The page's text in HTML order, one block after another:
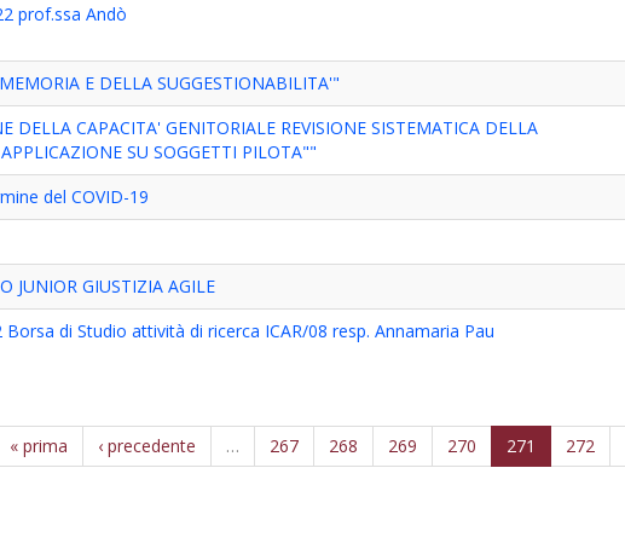
prof.ssa Andò
E DELLA SUGGESTIONABILITA'"
DELLA CAPACITA' GENITORIALE REVISIONE SISTEMATICA DELLA
SU SOGGETTI PILOTA""
del COVID-19
JUNIOR GIUSTIZIA AGILE
Borsa di Studio attività di ricerca ICAR/08 resp. Annamaria Pau
« prima ‹ precedente … 267 268 269 270 271 272